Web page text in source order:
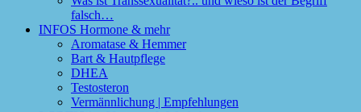
falsch…
INFOS Hormone & mehr
Aromatase & Hemmer
Bart & Hautpflege
DHEA
Testosteron
Vermännlichung | Empfehlungen